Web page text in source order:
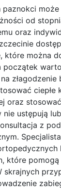
od
oraz
które można
początek
złagodzenie
ciepłe
oraz
ustępują
z
które pomogą
skrajnych